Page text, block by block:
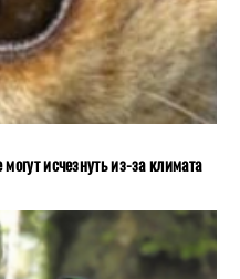
исчезнуть из-за климата